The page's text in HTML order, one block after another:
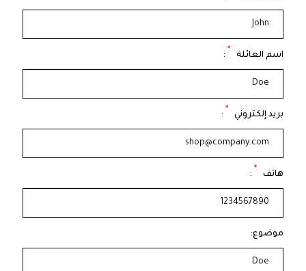
اسم العائلة *
:
بريد إلكتروني *
:
هاتف *
:
موضوع: